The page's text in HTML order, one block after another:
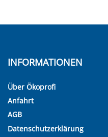
INFORMATIONEN
Über Ökoprofi
Anfahrt
AGB
Datenschutzerklärung